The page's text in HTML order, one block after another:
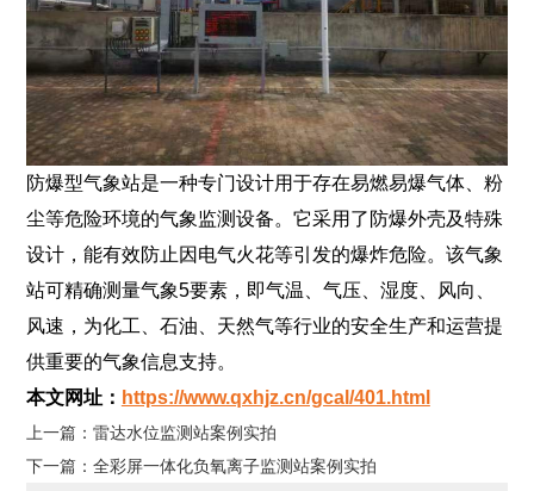
防爆型气象站是一种专门设计用于存在易燃易爆气体、粉
尘等危险环境的气象监测设备。它采用了防爆外壳及特殊
设计，能有效防止因电气火花等引发的爆炸危险。该气象
站可精确测量气象5要素，即气温、气压、湿度、风向、
风速，为化工、石油、天然气等行业的安全生产和运营提
供重要的气象信息支持。
本文网址： https://www.qxhjz.cn/gcal/401.html
上一篇： 雷达水位监测站案例实拍
下一篇： 全彩屏一体化负氧离子监测站案例实拍